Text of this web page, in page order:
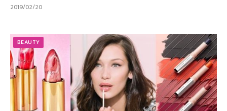
2019/02/20
BEAUTY